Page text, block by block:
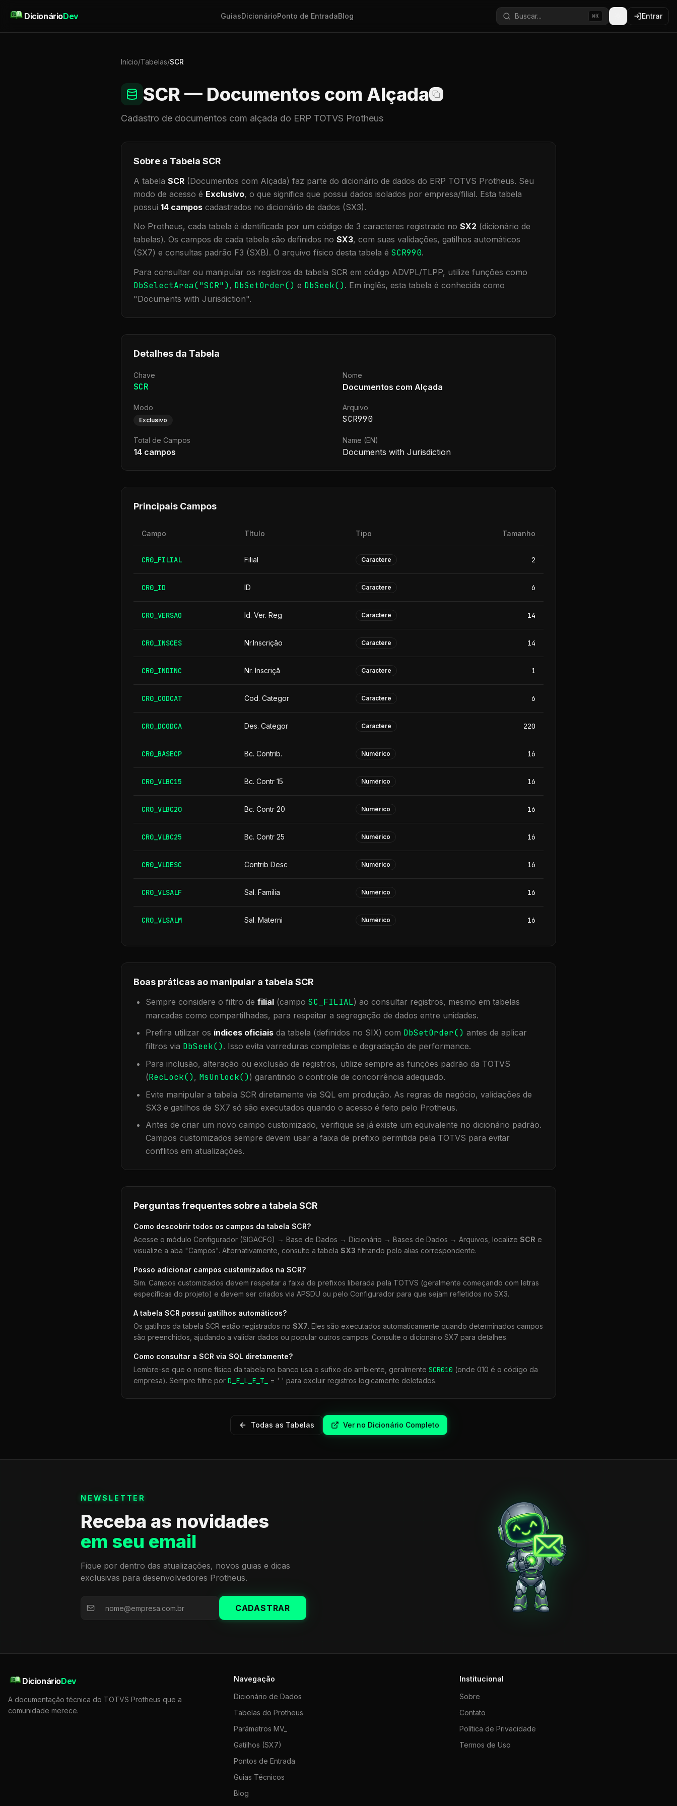
DicionárioDev GuiasDicionárioPonto de EntradaBlog Buscar... ⌘K Entrar
Início/Tabelas/SCR
SCR — Documentos com Alçada
Cadastro de documentos com alçada do ERP TOTVS Protheus
Sobre a Tabela SCR
A tabela SCR (Documentos com Alçada) faz parte do dicionário de dados do ERP TOTVS Protheus. Seu
modo de acesso é Exclusivo, o que significa que possui dados isolados por empresa/filial. Esta tabela
possui 14 campos cadastrados no dicionário de dados (SX3).
No Protheus, cada tabela é identificada por um código de 3 caracteres registrado no SX2 (dicionário de
tabelas). Os campos de cada tabela são definidos no SX3, com suas validações, gatilhos automáticos
(SX7) e consultas padrão F3 (SXB). O arquivo físico desta tabela é SCR990.
Para consultar ou manipular os registros da tabela SCR em código ADVPL/TLPP, utilize funções como
DbSelectArea("SCR"), DbSetOrder() e DbSeek(). Em inglês, esta tabela é conhecida como
"Documents with Jurisdiction".
Detalhes da Tabela
Chave
SCR
Nome
Documentos com Alçada
Modo
Exclusivo
Arquivo
SCR990
Total de Campos
14 campos
Name (EN)
Documents with Jurisdiction
Principais Campos
Campo Título Tipo Tamanho
CR0_FILIAL Filial Caractere 2
CR0_ID ID Caractere 6
CR0_VERSAO Id. Ver. Reg Caractere 14
CR0_INSCES Nr.Inscrição Caractere 14
CR0_INDINC Nr. Inscriçã Caractere 1
CR0_CODCAT Cod. Categor Caractere 6
CR0_DCODCA Des. Categor Caractere 220
CR0_BASECP Bc. Contrib. Numérico 16
CR0_VLBC15 Bc. Contr 15 Numérico 16
CR0_VLBC20 Bc. Contr 20 Numérico 16
CR0_VLBC25 Bc. Contr 25 Numérico 16
CR0_VLDESC Contrib Desc Numérico 16
CR0_VLSALF Sal. Familia Numérico 16
CR0_VLSALM Sal. Materni Numérico 16
Boas práticas ao manipular a tabela SCR
Sempre considere o filtro de filial (campo SC_FILIAL) ao consultar registros, mesmo em tabelas
marcadas como compartilhadas, para respeitar a segregação de dados entre unidades.
Prefira utilizar os índices oficiais da tabela (definidos no SIX) com DbSetOrder() antes de aplicar
filtros via DbSeek(). Isso evita varreduras completas e degradação de performance.
Para inclusão, alteração ou exclusão de registros, utilize sempre as funções padrão da TOTVS
(RecLock(), MsUnlock()) garantindo o controle de concorrência adequado.
Evite manipular a tabela SCR diretamente via SQL em produção. As regras de negócio, validações de
SX3 e gatilhos de SX7 só são executados quando o acesso é feito pelo Protheus.
Antes de criar um novo campo customizado, verifique se já existe um equivalente no dicionário padrão.
Campos customizados sempre devem usar a faixa de prefixo permitida pela TOTVS para evitar
conflitos em atualizações.
Perguntas frequentes sobre a tabela SCR
Como descobrir todos os campos da tabela SCR?
Acesse o módulo Configurador (SIGACFG) → Base de Dados → Dicionário → Bases de Dados → Arquivos, localize SCR e
visualize a aba "Campos". Alternativamente, consulte a tabela SX3 filtrando pelo alias correspondente.
Posso adicionar campos customizados na SCR?
Sim. Campos customizados devem respeitar a faixa de prefixos liberada pela TOTVS (geralmente começando com letras
específicas do projeto) e devem ser criados via APSDU ou pelo Configurador para que sejam refletidos no SX3.
A tabela SCR possui gatilhos automáticos?
Os gatilhos da tabela SCR estão registrados no SX7. Eles são executados automaticamente quando determinados campos
são preenchidos, ajudando a validar dados ou popular outros campos. Consulte o dicionário SX7 para detalhes.
Como consultar a SCR via SQL diretamente?
Lembre-se que o nome físico da tabela no banco usa o sufixo do ambiente, geralmente SCR010 (onde 010 é o código da
empresa). Sempre filtre por D_E_L_E_T_ = ' ' para excluir registros logicamente deletados.
Todas as Tabelas Ver no Dicionário Completo
NEWSLETTER
Receba as novidades
em seu email
Fique por dentro das atualizações, novos guias e dicas
exclusivas para desenvolvedores Protheus.
CADASTRAR
DicionárioDev
A documentação técnica do TOTVS Protheus que a
comunidade merece.
Navegação
Dicionário de Dados
Tabelas do Protheus
Parâmetros MV_
Gatilhos (SX7)
Pontos de Entrada
Guias Técnicos
Blog
Institucional
Sobre
Contato
Política de Privacidade
Termos de Uso